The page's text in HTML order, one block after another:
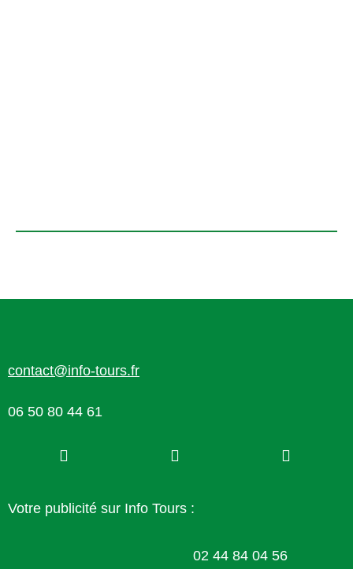
contact@info-tours.fr
06 50 80 44 61
Votre publicité sur Info Tours :
02 44 84 04 56